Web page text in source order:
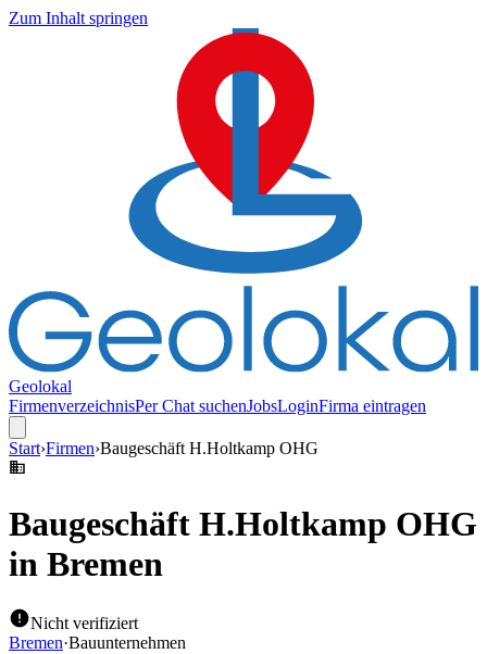
Zum Inhalt springen
Geolokal
FirmenverzeichnisPer Chat suchenJobsLoginFirma eintragen
Start›Firmen›Baugeschäft H.Holtkamp OHG
Baugeschäft H.Holtkamp OHG
in Bremen
Nicht verifiziert
Bremen·Bauunternehmen